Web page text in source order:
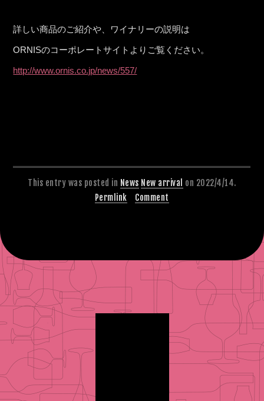
詳しい商品のご紹介や、ワイナリーの説明は
ORNISのコーポレートサイトよりご覧ください。
http://www.ornis.co.jp/news/557/
This entry was posted in News New arrival on 2022/4/14.
Permlink
Comment